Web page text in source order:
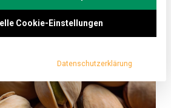
Cookie-Einstellungen
Datenschutzerklärung